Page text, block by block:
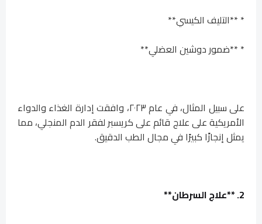
* **التليف الكيسي**
* **ضمور دوشين العضلي**
على سبيل المثال، في عام ٢٠٢٣، وافقت إدارة الغذاء والدواء
الأمريكية على علاج قائم على كريسبر لفقر الدم المنجلي، مما
يمثل إنجازًا كبيرًا في مجال الطب الدقيق.
2. **علاج السرطان**